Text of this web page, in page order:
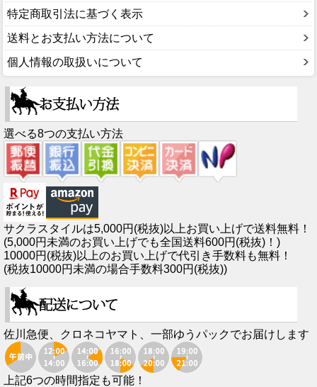
特定商取引法に基づく表示
送料とお支払い方法について
個人情報の取扱いについて
選べる8つの支払い方法
サクラスタイルは5,000円(税抜)以上お買い上げで送料無料！
(5,000円未満のお買い上げでも全国送料600円(税抜)！)
10000円(税抜)以上のお買い上げで代引き手数料も無料！
(税抜10000円未満の場合手数料300円(税抜))
佐川急便、クロネコヤマト、一部ゆうパックでお届けします
上記6つの時間指定も可能！